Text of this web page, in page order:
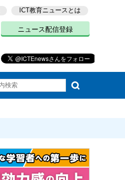
ICT教育ニュースとは
ニュース配信登録